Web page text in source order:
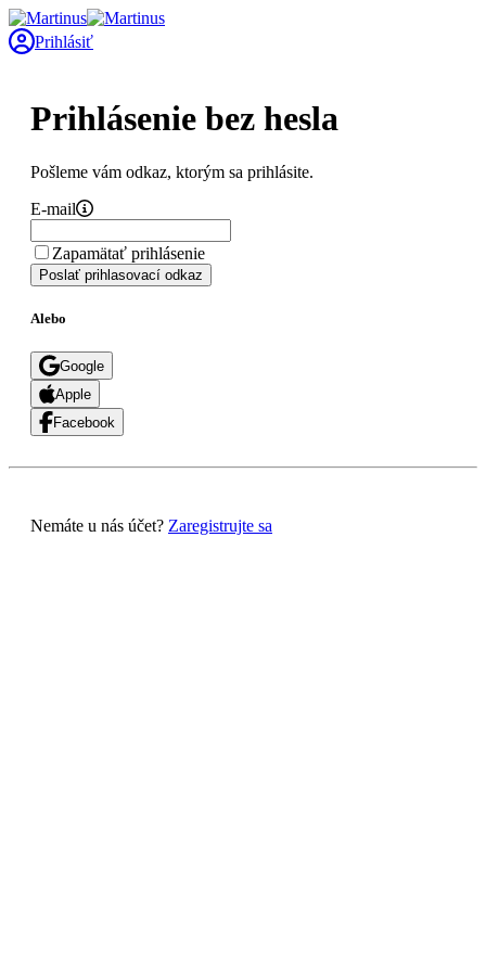
Prihlásiť
Prihlásenie bez hesla
Pošleme vám odkaz, ktorým sa prihlásite.
E-mail
Zapamätať prihlásenie
Poslať prihlasovací odkaz
Alebo
Google
Apple
Facebook
Nemáte u nás účet? Zaregistrujte sa